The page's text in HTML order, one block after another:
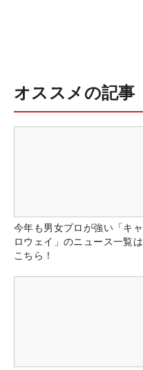
オススメの記事
今年も男女プロが強い「キャ
ロウェイ」のニュース一覧は
こちら！